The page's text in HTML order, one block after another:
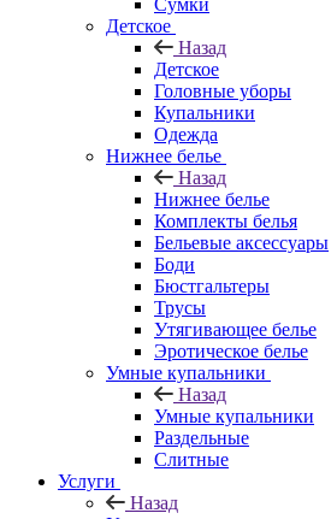
Сумки
Детское
Назад
Детское
Головные уборы
Купальники
Одежда
Нижнее белье
Назад
Нижнее белье
Комплекты белья
Бельевые аксессуары
Боди
Бюстгальтеры
Трусы
Утягивающее белье
Эротическое белье
Умные купальники
Назад
Умные купальники
Раздельные
Слитные
Услуги
Назад